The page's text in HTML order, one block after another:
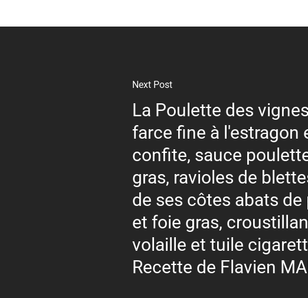
Next Post
La Poulette des
farce fine à l'estragon
confite, sauce
gras, ravioles de
de ses côtes abats
et foie gras,
volaille et tuile
Recette de Flavien